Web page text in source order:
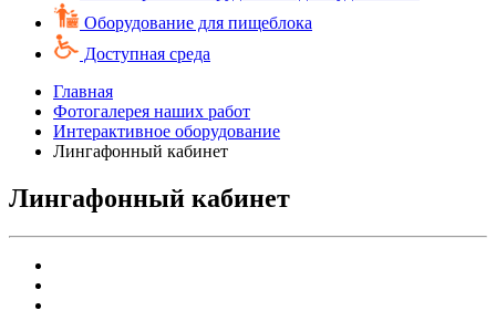
Оборудование для пищеблока
Доступная среда
Главная
Фотогалерея наших работ
Интерактивное оборудование
Лингафонный кабинет
Лингафонный кабинет